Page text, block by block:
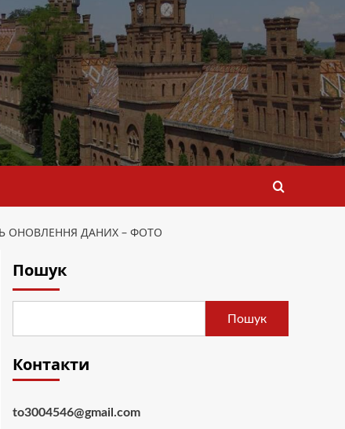
ОНОВЛЕННЯ ДАНИХ – ФОТО
Пошук
Пошук
Контакти
to3004546@gmail.com